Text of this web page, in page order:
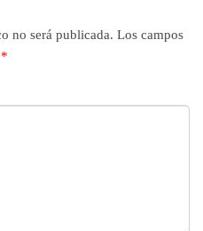
no será publicada. Los campos
*